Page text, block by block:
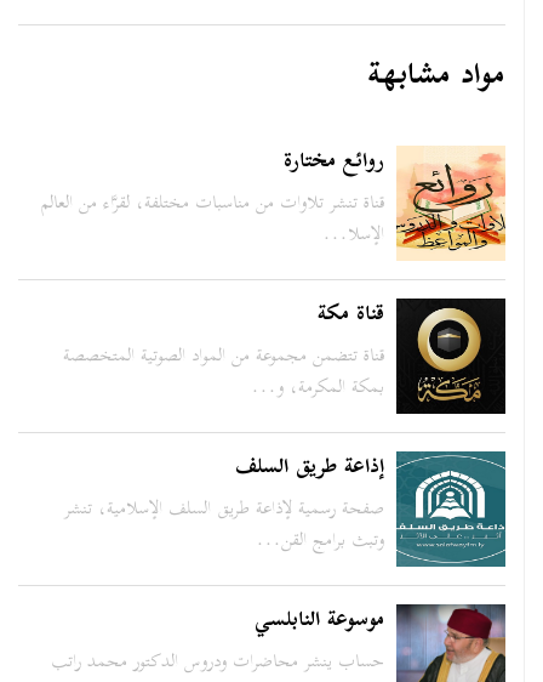
مواد مشابهة
روائع مختارة
قناة تنشر تلاوات من مناسبات مختلفة، لقرَّاء من العالم
الإسلا...
قناة مكة
قناة تتضمن مجموعة من المواد الصوتية المتخصصة
بمكة المكرمة، و...
إذاعة طريق السلف
صفحة رسمية لإذاعة طريق السلف الإسلامية، تنشر
وتبث برامج القن...
موسوعة النابلسي
حساب ينشر محاضرات ودروس الدكتور محمد راتب